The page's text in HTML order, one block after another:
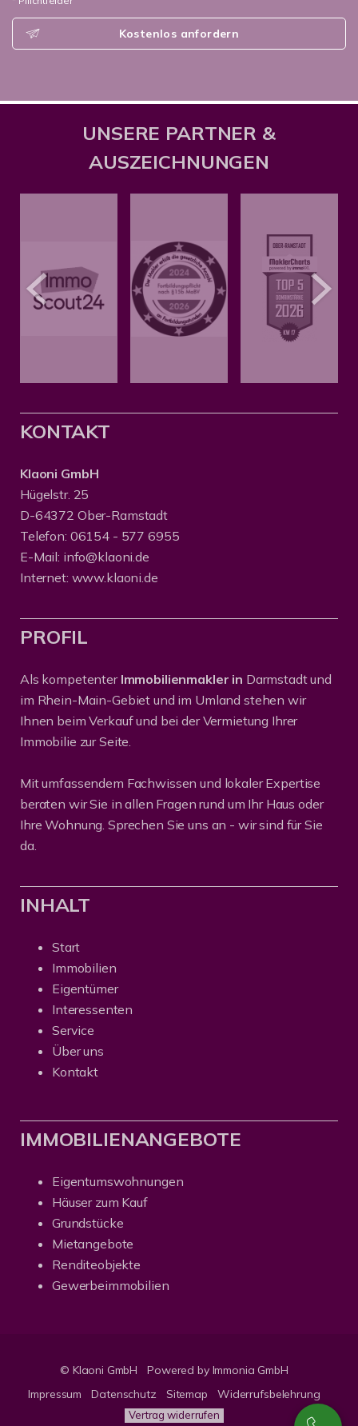
Kostenlos anfordern
UNSERE PARTNER &
AUSZEICHNUNGEN
KONTAKT
Klaoni GmbH
Hügelstr. 25
D-64372 Ober-Ramstadt
Telefon: 06154 - 577 6955
E-Mail: info@klaoni.de
Internet: www.klaoni.de
PROFIL
Als kompetenter Immobilienmakler in Darmstadt und
im Rhein-Main-Gebiet und im Umland stehen wir
Ihnen beim Verkauf und bei der Vermietung Ihrer
Immobilie zur Seite.
Mit umfassendem Fachwissen und lokaler Expertise
beraten wir Sie in allen Fragen rund um Ihr Haus oder
Ihre Wohnung. Sprechen Sie uns an - wir sind für Sie
da.
INHALT
Start
Immobilien
Eigentümer
Interessenten
Service
Über uns
Kontakt
IMMOBILIENANGEBOTE
Eigentumswohnungen
Häuser zum Kauf
Grundstücke
Mietangebote
Renditeobjekte
Gewerbeimmobilien
© Klaoni GmbH
Powered by Immonia GmbH
Impressum
Datenschutz Sitemap Widerrufsbelehrung
Vertrag widerrufen